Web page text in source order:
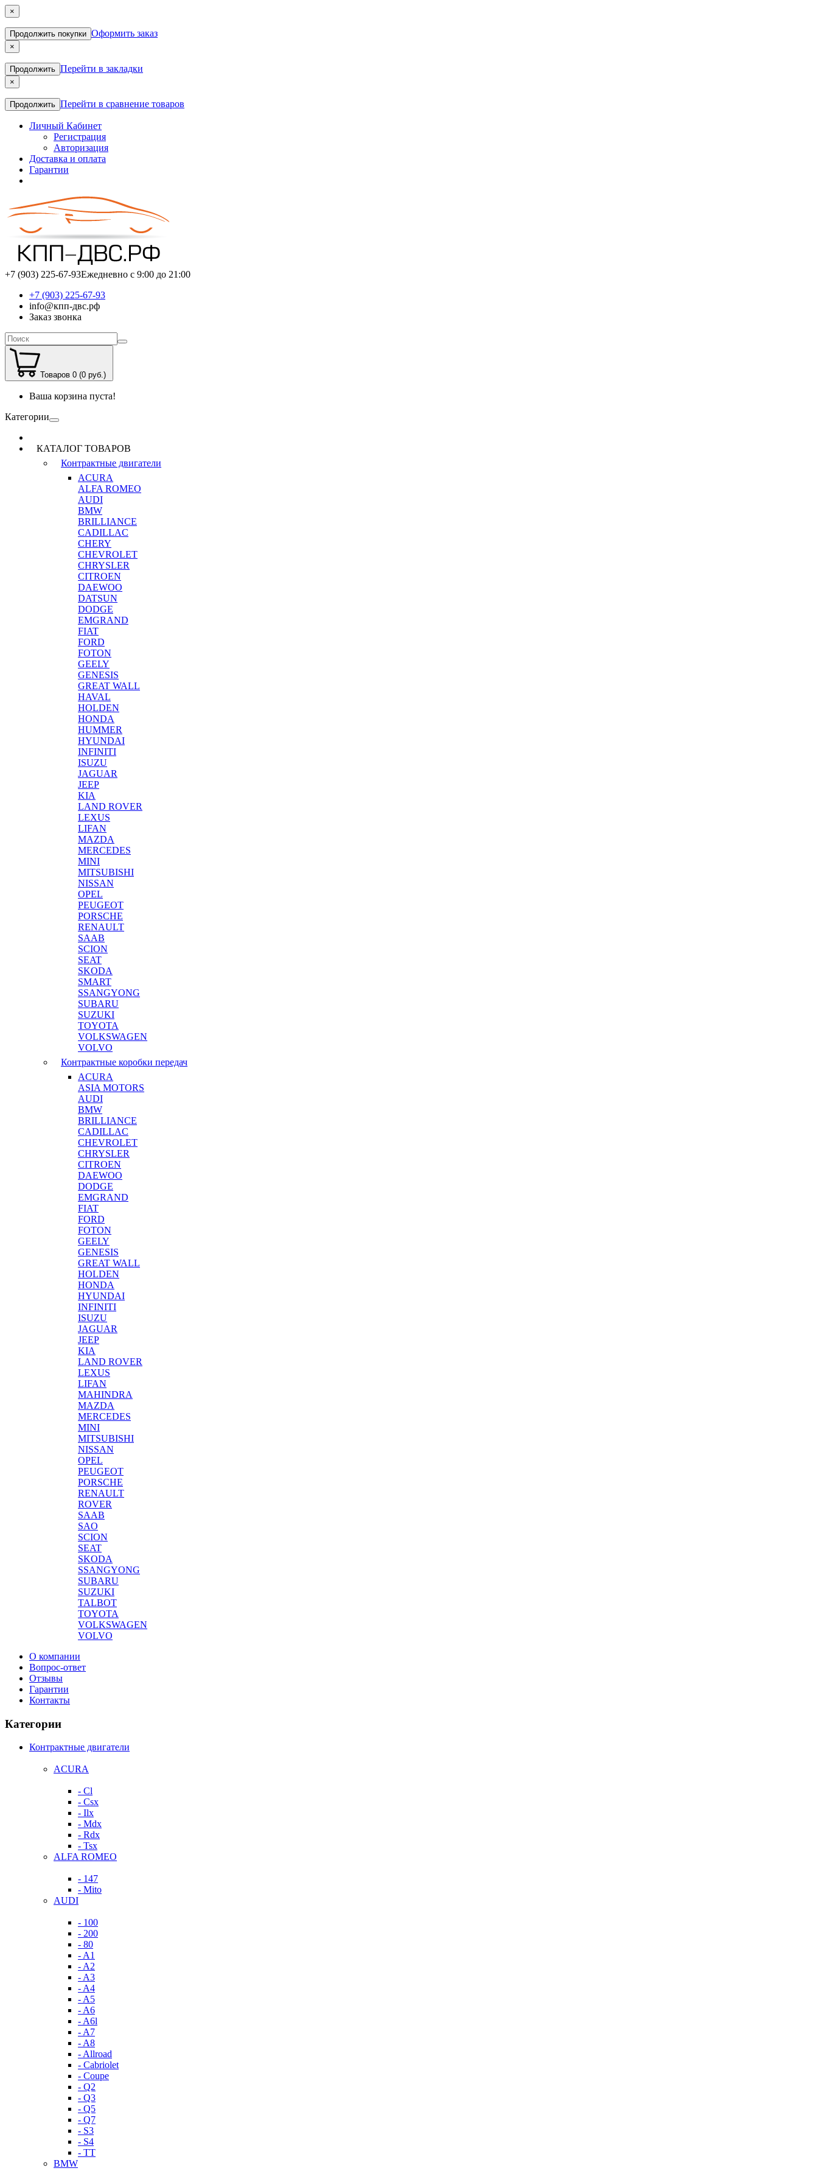
×
Продолжить покупки Оформить заказ
×
Продолжить Перейти в закладки
×
Продолжить Перейти в сравнение товаров
Личный Кабинет
Регистрация
Авторизация
Доставка и оплата
Гарантии
+7 (903) 225-67-93Ежедневно с 9:00 до 21:00
+7 (903) 225-67-93
info@кпп-двс.рф
Заказ звонка
Товаров 0 (0 руб.)
Ваша корзина пуста!
Категории
КАТАЛОГ ТОВАРОВ
Контрактные двигатели
ACURA
ALFA ROMEO
AUDI
BMW
BRILLIANCE
CADILLAC
CHERY
CHEVROLET
CHRYSLER
CITROEN
DAEWOO
DATSUN
DODGE
EMGRAND
FIAT
FORD
FOTON
GEELY
GENESIS
GREAT WALL
HAVAL
HOLDEN
HONDA
HUMMER
HYUNDAI
INFINITI
ISUZU
JAGUAR
JEEP
KIA
LAND ROVER
LEXUS
LIFAN
MAZDA
MERCEDES
MINI
MITSUBISHI
NISSAN
OPEL
PEUGEOT
PORSCHE
RENAULT
SAAB
SCION
SEAT
SKODA
SMART
SSANGYONG
SUBARU
SUZUKI
TOYOTA
VOLKSWAGEN
VOLVO
Контрактные коробки передач
ACURA
ASIA MOTORS
AUDI
BMW
BRILLIANCE
CADILLAC
CHEVROLET
CHRYSLER
CITROEN
DAEWOO
DODGE
EMGRAND
FIAT
FORD
FOTON
GEELY
GENESIS
GREAT WALL
HOLDEN
HONDA
HYUNDAI
INFINITI
ISUZU
JAGUAR
JEEP
KIA
LAND ROVER
LEXUS
LIFAN
MAHINDRA
MAZDA
MERCEDES
MINI
MITSUBISHI
NISSAN
OPEL
PEUGEOT
PORSCHE
RENAULT
ROVER
SAAB
SAO
SCION
SEAT
SKODA
SSANGYONG
SUBARU
SUZUKI
TALBOT
TOYOTA
VOLKSWAGEN
VOLVO
О компании
Вопрос-ответ
Отзывы
Гарантии
Контакты
Категории
Контрактные двигатели
ACURA
- Cl
- Csx
- Ilx
- Mdx
- Rdx
- Tsx
ALFA ROMEO
- 147
- Mito
AUDI
- 100
- 200
- 80
- A1
- A2
- A3
- A4
- A5
- A6
- A6l
- A7
- A8
- Allroad
- Cabriolet
- Coupe
- Q2
- Q3
- Q5
- Q7
- S3
- S4
- TT
BMW